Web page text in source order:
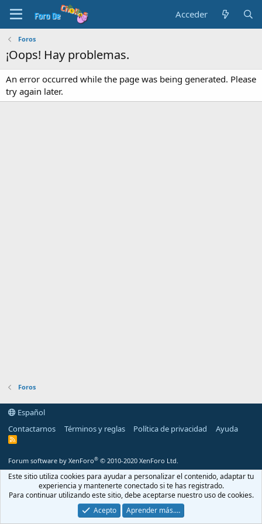
Acceder
Foros
¡Oops! Hay problemas.
An error occurred while the page was being generated. Please
try again later.
Foros
Español
Contactarnos
Términos y reglas Política de privacidad Ayuda
R
Forum software by XenForo® © 2010-2020 XenForo Ltd.
Este sitio utiliza cookies para ayudar a personalizar el contenido, adaptar tu
experiencia y mantenerte conectado si te has registrado.
Para continuar utilizando este sitio, debe aceptarse nuestro uso de cookies.
Acepto
Aprender más.…